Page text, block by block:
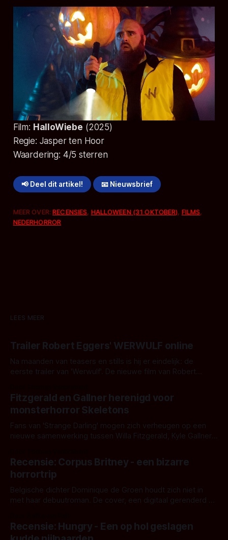
Film: HalloWiebe (2025)
Regie: Jasper ten Hoor
Waardering: 4/5 sterren
📢 Deel dit artikel! 📧 Nieuwsbrief
MEER OVER:RECENSIES, HALLOWEEN (31 OKTOBER), FILMS,
NEDERHORROR
LEES MEER
Trailer Robert Eggers' WERWULF online
Na maanden van teasers en stills is hij er eindelijk: de
eerste trailer van 'Werwulf'. De nieuwe film van Robert
kille stijl vol folklore en mythe. Het topic deze keer is (kon
het het al raden?)... de weerwolf. Kijk je mee?
Fitzgerald en Gallner herenigd voor
monsterhorror Skeletons
Fans van 'Strange Darling' mogen zich verheugen op een
nieuwe samenwerking tussen Willa Fitzgerald, Kyle Gallner
'Skeletons', een nieuwe creature feature waarvoor de
opnames zijn gestart in Australië.
Recensie: Corpus Britney - een bizarre
horrortrip
Belgische dichter Dominique de Groen houdt zich niet in
met haar debuutroman. De cover, een digitaal gerenderd en
achtergrond, belooft iets kleurrijks maar onheilspellends,
iets ongrijpbaars. En dat maakt De Groen met ieder woord
Recensie: Hungry - Een op hol geslagen